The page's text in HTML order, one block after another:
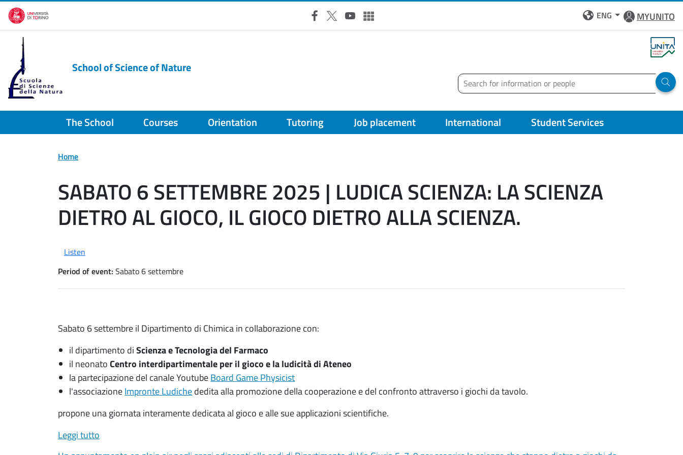
Skip to main content
Facebook
X YouTubeAltri social
ENG MYUNITO
School of Science of Nature
Search
Run
The School Courses Orientation Tutoring Job placement International Student Services
Home
SABATO 6 SETTEMBRE 2025 | LUDICA SCIENZA: LA SCIENZA
DIETRO AL GIOCO, IL GIOCO DIETRO ALLA SCIENZA.
Listen
Period of event: Sabato 6 settembre
Sabato 6 settembre il Dipartimento di Chimica in collaborazione con:
il dipartimento diScienza e Tecnologia del Farmaco
il neonatoCentro interdipartimentale per il gioco e la ludicità di Ateneo
la partecipazione del canale YoutubeBoard Game Physicist
l'associazioneImpronte Ludichededita alla promozione della cooperazione e del confronto attraverso i giochi da tavolo.
propone una giornata interamente dedicata al gioco e alle sue applicazioni scientifiche.
Leggi tutto